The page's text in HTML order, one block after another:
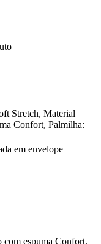
Stretch, Material
Confort, Palmilha:
em envelope
com espuma Confort,